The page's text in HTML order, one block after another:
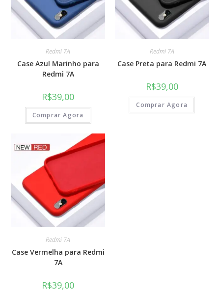
Redmi 7A
Case Azul Marinho para
Redmi 7A
R$39,00
Comprar Agora
Redmi 7A
Case Preta para Redmi 7A
R$39,00
Comprar Agora
Redmi 7A
Case Vermelha para Redmi
7A
R$39,00